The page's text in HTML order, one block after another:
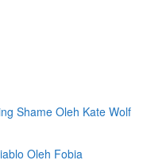
Shame Oleh Kate Wolf
Oleh Fobia